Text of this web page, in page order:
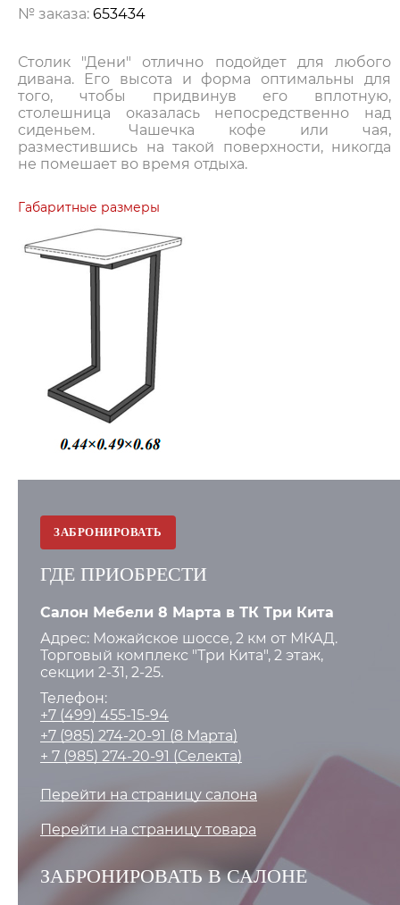
№ заказа: 653434
Столик "Дени" отлично подойдет для любого
дивана. Его высота и форма оптимальны для
того, чтобы придвинув его вплотную,
столешница оказалась непосредственно над
сиденьем. Чашечка кофе или чая,
разместившись на такой поверхности, никогда
не помешает во время отдыха.
Габаритные размеры
ЗАБРОНИРОВАТЬ
ГДЕ ПРИОБРЕСТИ
Салон Мебели 8 Марта в ТК Три Кита
Адрес: Можайское шоссе, 2 км от МКАД.
Торговый комплекс "Три Кита", 2 этаж,
секции 2-31, 2-25.
Телефон:
+7 (499) 455-15-94
+7 (985) 274-20-91 (8 Марта)
+ 7 (985) 274-20-91 (Селекта)
Перейти на страницу салона
Перейти на страницу товара
ЗАБРОНИРОВАТЬ В САЛОНЕ